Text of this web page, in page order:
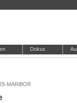
Dokus
MARiBOR